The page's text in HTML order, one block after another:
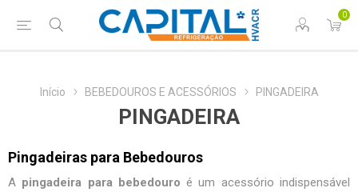
0
Início BEBEDOUROS E ACESSÓRIOS PINGADEIRA
PINGADEIRA
Pingadeiras para Bebedouros
A pingadeira para bebedouro é um acessório indispensável